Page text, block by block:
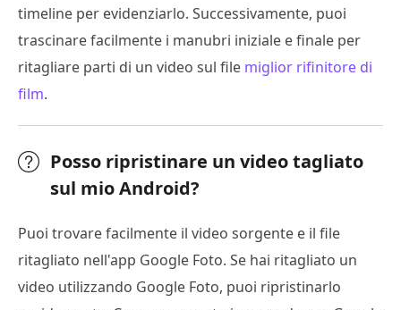
timeline per evidenziarlo. Successivamente, puoi
trascinare facilmente i manubri iniziale e finale per
ritagliare parti di un video sul file miglior rifinitore di
film.
Posso ripristinare un video tagliato
sul mio Android?
Puoi trovare facilmente il video sorgente e il file
ritagliato nell'app Google Foto. Se hai ritagliato un
video utilizzando Google Foto, puoi ripristinarlo